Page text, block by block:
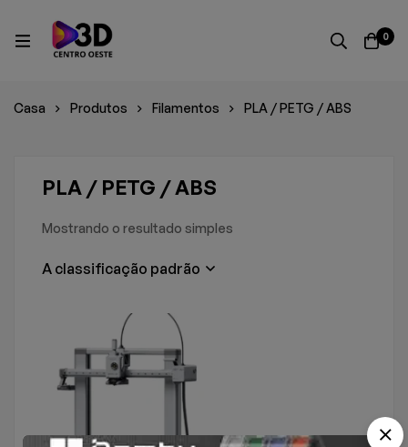
0
Casa Produtos Filamentos PLA / PETG / ABS
PLA / PETG / ABS
Mostrando o resultado simples
A classificação padrão